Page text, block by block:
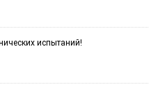
испытаний!